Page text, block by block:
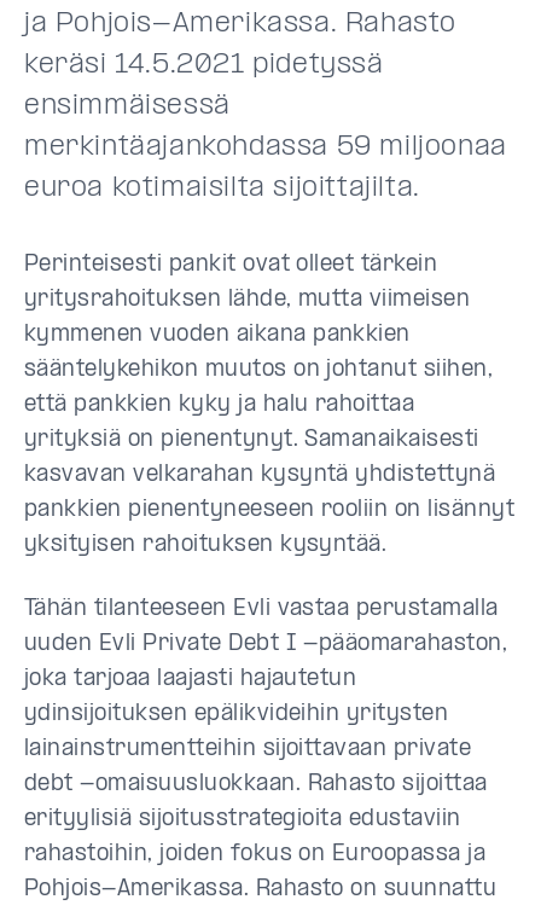
ja Pohjois-Amerikassa. Rahasto
keräsi 14.5.2021 pidetyssä
ensimmäisessä
merkintäajankohdassa 59 miljoonaa
euroa kotimaisilta sijoittajilta.
Perinteisesti pankit ovat olleet tärkein
yritysrahoituksen lähde, mutta viimeisen
kymmenen vuoden aikana pankkien
sääntelykehikon muutos on johtanut siihen,
että pankkien kyky ja halu rahoittaa
yrityksiä on pienentynyt. Samanaikaisesti
kasvavan velkarahan kysyntä yhdistettynä
pankkien pienentyneeseen rooliin on lisännyt
yksityisen rahoituksen kysyntää.
Tähän tilanteeseen Evli vastaa perustamalla
uuden Evli Private Debt I -pääomarahaston,
joka tarjoaa laajasti hajautetun
ydinsijoituksen epälikvideihin yritysten
lainainstrumentteihin sijoittavaan private
debt -omaisuusluokkaan. Rahasto sijoittaa
erityylisiä sijoitusstrategioita edustaviin
rahastoihin, joiden fokus on Euroopassa ja
Pohjois-Amerikassa. Rahasto on suunnattu